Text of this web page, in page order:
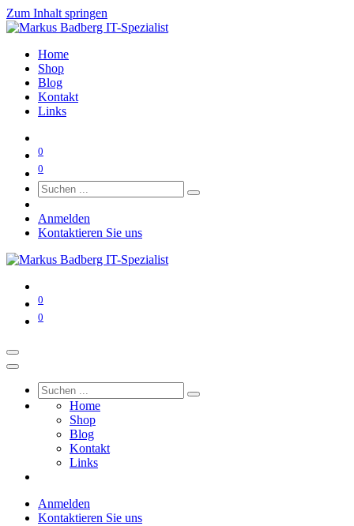
Zum Inhalt springen
Home
Shop
Blog
Kontakt
Links
0
0
Anmelden
Kontaktieren Sie uns
0
0
Home
Shop
Blog
Kontakt
Links
Anmelden
Kontaktieren Sie uns